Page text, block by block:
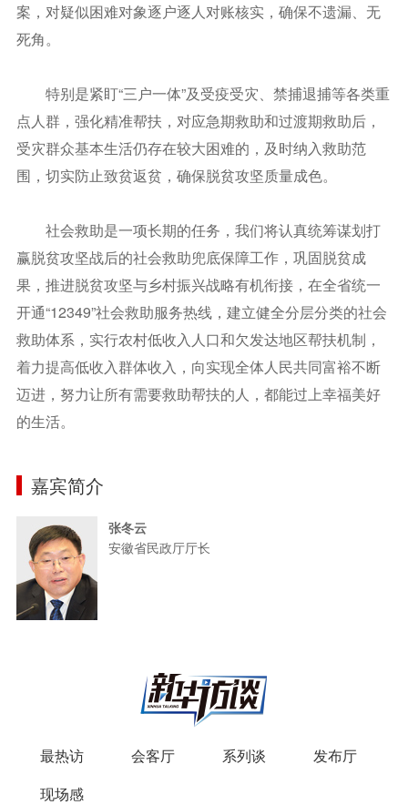
案，对疑似困难对象逐户逐人对账核实，确保不遗漏、无
死角。
特别是紧盯“三户一体”及受疫受灾、禁捕退捕等各类重
点人群，强化精准帮扶，对应急期救助和过渡期救助后，
受灾群众基本生活仍存在较大困难的，及时纳入救助范
围，切实防止致贫返贫，确保脱贫攻坚质量成色。
社会救助是一项长期的任务，我们将认真统筹谋划打
赢脱贫攻坚战后的社会救助兜底保障工作，巩固脱贫成
果，推进脱贫攻坚与乡村振兴战略有机衔接，在全省统一
开通“12349”社会救助服务热线，建立健全分层分类的社会
救助体系，实行农村低收入人口和欠发达地区帮扶机制，
着力提高低收入群体收入，向实现全体人民共同富裕不断
迈进，努力让所有需要救助帮扶的人，都能过上幸福美好
的生活。
嘉宾简介
张冬云
安徽省民政厅厅长
最热访 会客厅 系列谈
发布厅
现场感